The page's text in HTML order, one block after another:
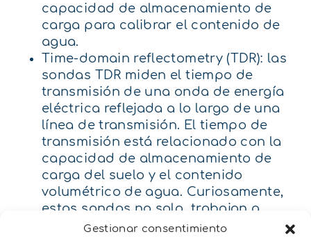
Gestionar consentimiento
capacidad de almacenamiento de
carga para calibrar el contenido de
agua.
Time-domain reflectometry (TDR): las
sondas TDR miden el tiempo de
transmisión de una onda de energía
eléctrica reflejada a lo largo de una
línea de transmisión. El tiempo de
transmisión está relacionado con la
capacidad de almacenamiento de
carga del suelo y el contenido
volumétrico de agua. Curiosamente,
estas sondas no solo trabajan a
frecuencia, si no que trabajan en un